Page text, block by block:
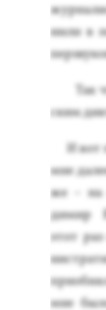
нили в
Так
ским
И вот
мне
же – на
димир
этот
мне